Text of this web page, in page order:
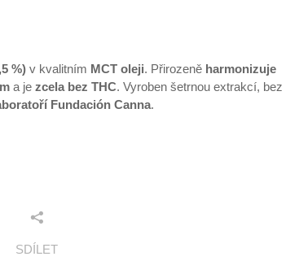
%) v kvalitním MCT oleji. Přirozeně harmonizuje
a je zcela bez THC. Vyroben šetrnou extrakcí, bez
Fundación Canna.
SDÍLET